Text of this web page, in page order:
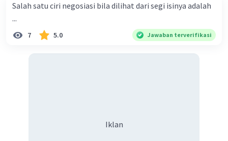
ke dalam umat-Nya yang diberkahi. Amin ya rabbal alamin.
Hadirin sekalian yang berbahagia! Dirasa amat penting
sekali jiwa sosial untuk diterapkan di lingkungan keluarga,
limpahan karuniaNya kita bisa berkumpul di sini. Kalimat
Salah satu ciri negosiasi bila dilihat dari segi isinya adalah
...
7 5.0 Jawaban terverifikasi
Iklan